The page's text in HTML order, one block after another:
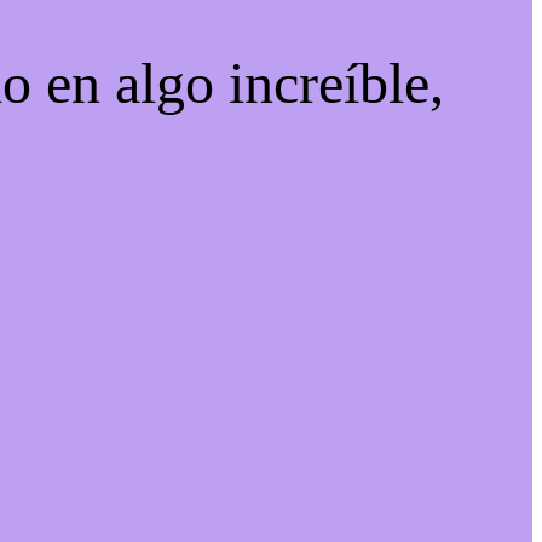
en algo increíble,